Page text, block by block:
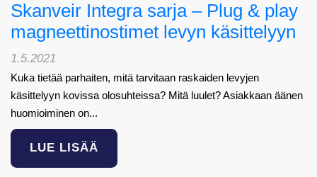
Skanveir Integra sarja – Plug & play
magneettinostimet levyn käsittelyyn
1.5.2021
Kuka tietää parhaiten, mitä tarvitaan raskaiden levyjen
käsittelyyn kovissa olosuhteissa? Mitä luulet? Asiakkaan äänen
huomioiminen on...
LUE LISÄÄ